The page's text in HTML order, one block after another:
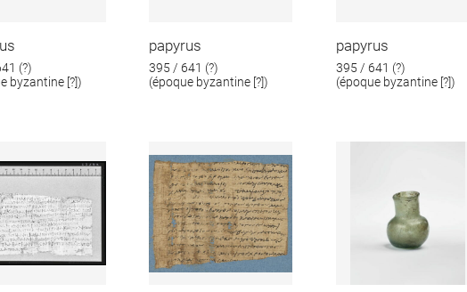
(?)
byzantine [?])
papyrus
395 / 641 (?)
(époque byzantine [?])
papyrus
395 / 641 (?)
(époque byzantine [?])